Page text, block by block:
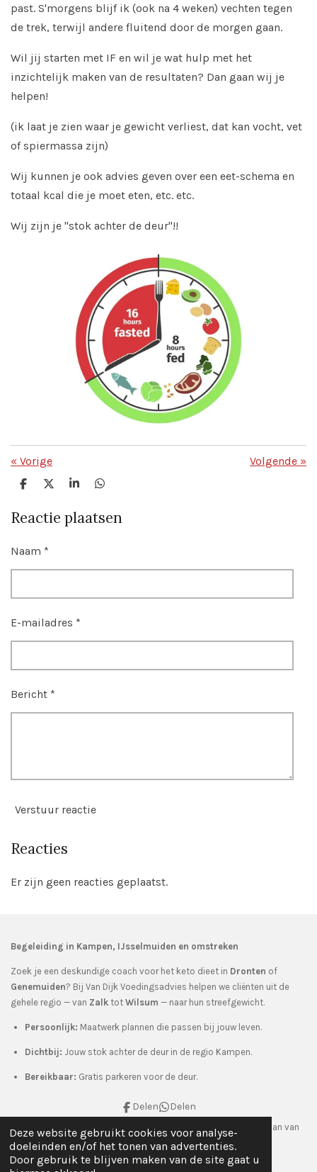
Deze website gebruikt cookies voor analyse-
doeleinden en/of het tonen van advertenties.
Door gebruik te blijven maken van de site gaat u
past. S'morgens blijf ik (ook na 4 weken) vechten tegen
de trek, terwijl andere fluitend door de morgen gaan.
Wil jij starten met IF en wil je wat hulp met het
inzichtelijk maken van de resultaten? Dan gaan wij je
helpen!
(ik laat je zien waar je gewicht verliest, dat kan vocht, vet
of spiermassa zijn)
Wij kunnen je ook advies geven over een eet-schema en
totaal kcal die je moet eten, etc. etc.
Wij zijn je "stok achter de deur"!!
« Vorige Volgende »
D
e
D
e
l
S
a
r
D
e
Reactie plaatsen
Naam *
E-mailadres *
Bericht *
Verstuur reactie
Reacties
Er zijn geen reacties geplaatst.
Begeleiding in Kampen, IJsselmuiden en omstreken
Zoek je een deskundige coach voor het keto dieet in Dronten of
Genemuiden? Bij Van Dijk Voedingsadvies helpen we cliënten uit de
gehele regio — van Zalk tot Wilsum — naar hun streefgewicht.
Persoonlijk: Maatwerk plannen die passen bij jouw leven.
Dichtbij: Jouw stok achter de deur in de regio Kampen.
Bereikbaar: Gratis parkeren voor de deur.
Delen Delen
© 2006- 2026 Van Dijk Voedingsadvies & Coaching, Kampen, Jan van
Arkelstraat 56